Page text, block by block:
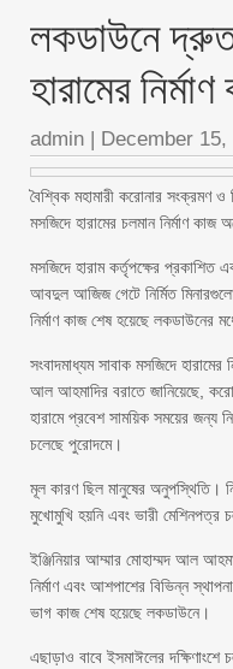
লকডাউনে
হারামের
admin | December 15,
বৈশ্বিক মহামারী করোনার সংক্রমণ
মসজিদে হারামের চলমান নির্মাণ
মসজিদে হারাম কর্তৃপক্ষের প্রকাশিত
আবদুল আজিজ গেটে নির্মিত
নির্মাণ কাজ শেষ হয়েছে লকডাউনের
সংবাদমাধ্যম সাবাক মসজিদে হারামের
আল আহমাদির বরাতে জানিয়েছে,
হারামে প্রবেশ সাময়িক সময়ের জন্য
চলেছে পুরোদমে।
মূল কারণ ছিল মানুষের অনুপস্থিতি।
মুখোমুখি হয়নি এবং ভারী মেশিনপত্র
ইঞ্জিনিয়ার আম্মার মোহাম্মদ আল
নির্মাণ এবং আশপাশের বিভিন্ন
ভাগ কাজ শেষ হয়েছে লকডাউনে।
এছাড়াও বাবে ইসমাঈলের